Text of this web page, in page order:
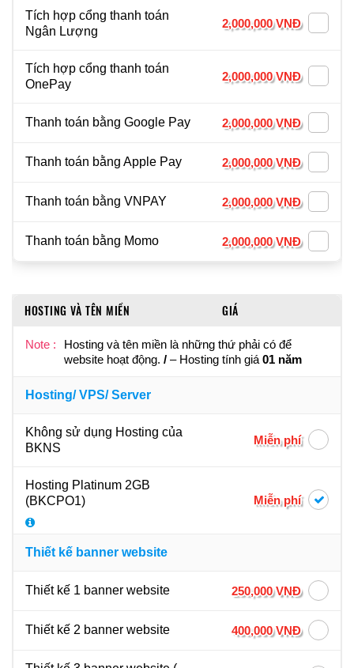
Tích hợp cổng thanh toán
Ngân Lượng
2,000,000 VNĐ
Tích hợp cổng thanh toán
OnePay
2,000,000 VNĐ
Thanh toán bằng Google Pay 2,000,000 VNĐ
Thanh toán bằng Apple Pay 2,000,000 VNĐ
Thanh toán bằng VNPAY 2,000,000 VNĐ
Thanh toán bằng Momo 2,000,000 VNĐ
HOSTING VÀ TÊN MIỀN GIÁ
Note :
Hosting và tên miền là những thứ phải có để
website hoạt động. / – Hosting tính giá 01 năm
Hosting/ VPS/ Server
Không sử dụng Hosting của
BKNS
Miễn phí
Hosting Platinum 2GB
(BKCPO1)
Miễn phí
Thiết kế banner website
Thiết kế 1 banner website 250,000 VNĐ
Thiết kế 2 banner website 400,000 VNĐ